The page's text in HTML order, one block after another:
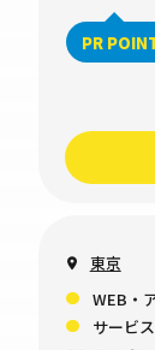
PR
東京
WEB・
サービ